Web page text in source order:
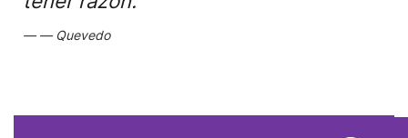
Quevedo